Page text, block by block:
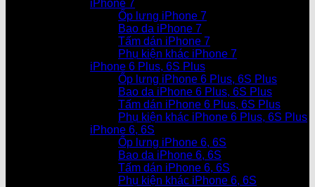
iPhone 7
Ốp lưng iPhone 7
Bao da iPhone 7
Tấm dán iPhone 7
Phụ kiện khác iPhone 7
iPhone 6 Plus, 6S Plus
Ốp lưng iPhone 6 Plus, 6S Plus
Bao da iPhone 6 Plus, 6S Plus
Tấm dán iPhone 6 Plus, 6S Plus
Phụ kiện khác iPhone 6 Plus, 6S Plus
iPhone 6, 6S
Ốp lưng iPhone 6, 6S
Bao da iPhone 6, 6S
Tấm dán iPhone 6, 6S
Phụ kiện khác iPhone 6, 6S